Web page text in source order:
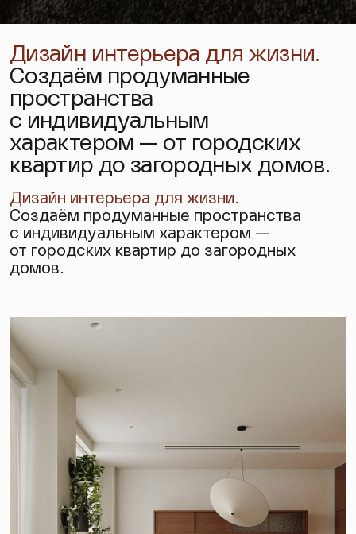
Дизайн интерьера для жизни.
Создаём продуманные
пространства
с индивидуальным
характером — от городских
квартир до загородных домов.
Дизайн интерьера для жизни.
Создаём продуманные пространства
с индивидуальным характером —
от городских квартир до загородных
домов.